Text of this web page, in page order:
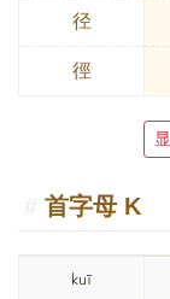
径
徑
首字母 K
kuī